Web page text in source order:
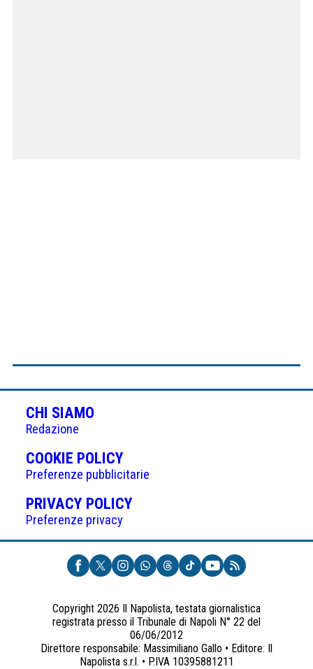
CHI SIAMO
Redazione
COOKIE POLICY(APRE
IN
UNA
NUOVA
Preferenze pubblicitarie
PRIVACY POLICY(APRE
UNA
NUOVA
SCHEDA)
Preferenze privacy
Copyright 2026 Il Napolista, testata giornalistica
registrata presso il Tribunale di Napoli N° 22 del
06/06/2012
Direttore responsabile: Massimiliano Gallo • Editore: Il
Napolista s.r.l. • P.IVA 10395881211